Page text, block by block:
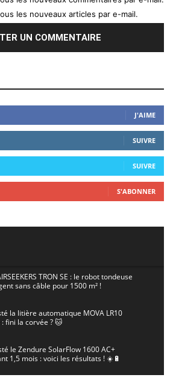
les nouveaux articles par e-mail.
J'AIME
SUIVRE
SUIVRE
S'ABONNER
TRON SE : le robot tondeuse
sans câble pour 1500 m² !
la litière automatique MOVA LR10
fini la corvée ? 🐱
le Zendure SolarFlow 1600 AC+
1,5 mois : voici les résultats ! ☀️🔋